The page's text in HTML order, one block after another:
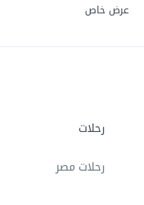
عرض خاص
رحلات
رحلات مصر